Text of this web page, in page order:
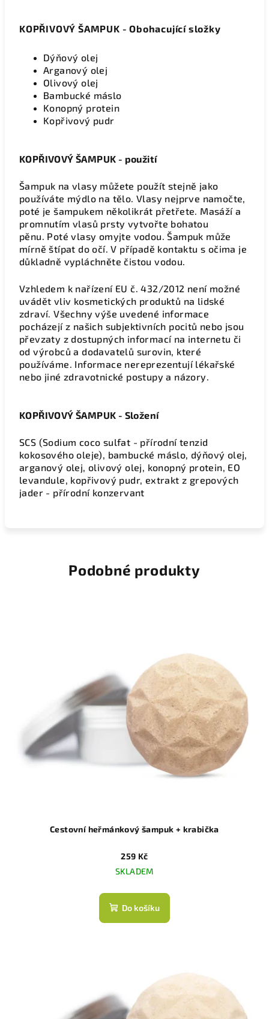
KOPŘIVOVÝ ŠAMPUK - Obohacující složky
Dýňový olej
Arganový olej
Olivový olej
Bambucké máslo
Konopný protein
Kopřivový pudr
KOPŘIVOVÝ ŠAMPUK - použití
Šampuk na vlasy můžete použít stejně jako
používáte mýdlo na tělo. Vlasy nejprve namočte,
poté je šampukem několikrát přetřete. Masáží a
promnutím vlasů prsty vytvořte bohatou
pěnu. Poté vlasy omyjte vodou.Šampuk může
mírně štípat do očí. V případě kontaktu s očima je
důkladně vypláchněte čistou vodou.
Vzhledem k nařízení EU č. 432/2012 není možné
uvádět vliv kosmetických produktů na lidské
zdraví.Všechny výše uvedené informace
pocházejí z našich subjektivních pocitů nebo jsou
převzaty z dostupných informací na internetu či
od výrobců a dodavatelů surovin, které
používáme. Informace nereprezentují lékařské
nebo jiné zdravotnické postupy a názory.
KOPŘIVOVÝ ŠAMPUK - Složení
SCS (Sodium coco sulfat - přírodní tenzid
kokosového oleje), bambucké máslo, dýňový olej,
arganový olej, olivový olej, konopný protein, EO
levandule, kopřivový pudr, extrakt z grepových
jader - přírodní konzervant
Podobné produkty
Cestovní heřmánkový šampuk + krabička
259 Kč
SKLADEM
Do košíku